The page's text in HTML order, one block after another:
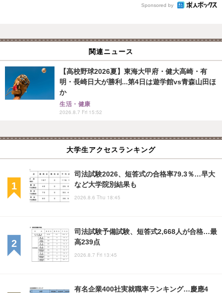
Sponsored by
関連ニュース
【高校野球2026夏】東海大甲府・健大高崎・有
明・長崎日大が勝利...第4日は遊学館vs青森山田ほ
か
生活・健康
2026.8.7 Fri 15:52
大学生アクセスランキング
司法試験2026、短答式の合格率79.3％…早大
など大学院別結果も
2026.8.6 Thu 18:45
司法試験予備試験、短答式2,668人が合格…最
高239点
2026.8.7 Fri 13:45
有名企業400社実就職率ランキング…慶應4